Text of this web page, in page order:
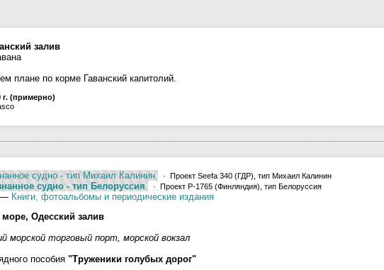
залив
плане по корме Гаванский капитолий.
г. (примерно)
судно - тип Михаил Калинин · Проект Seefa 340 (ГДР), тип Михаил Калинин
судно - тип Белоруссия · Проект P-1765 (Финляндия), тип Белоруссия
— Книги, фотоальбомы и периодические издания
Одесский залив
морской торговый порт, морской вокзал
пособия "Труженики голубых дорог"